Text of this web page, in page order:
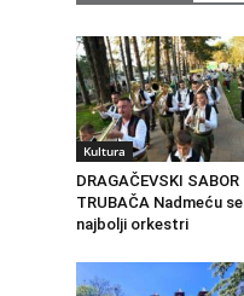
Kultura
DRAGAČEVSKI SABOR
TRUBAČA Nadmeću se
najbolji orkestri